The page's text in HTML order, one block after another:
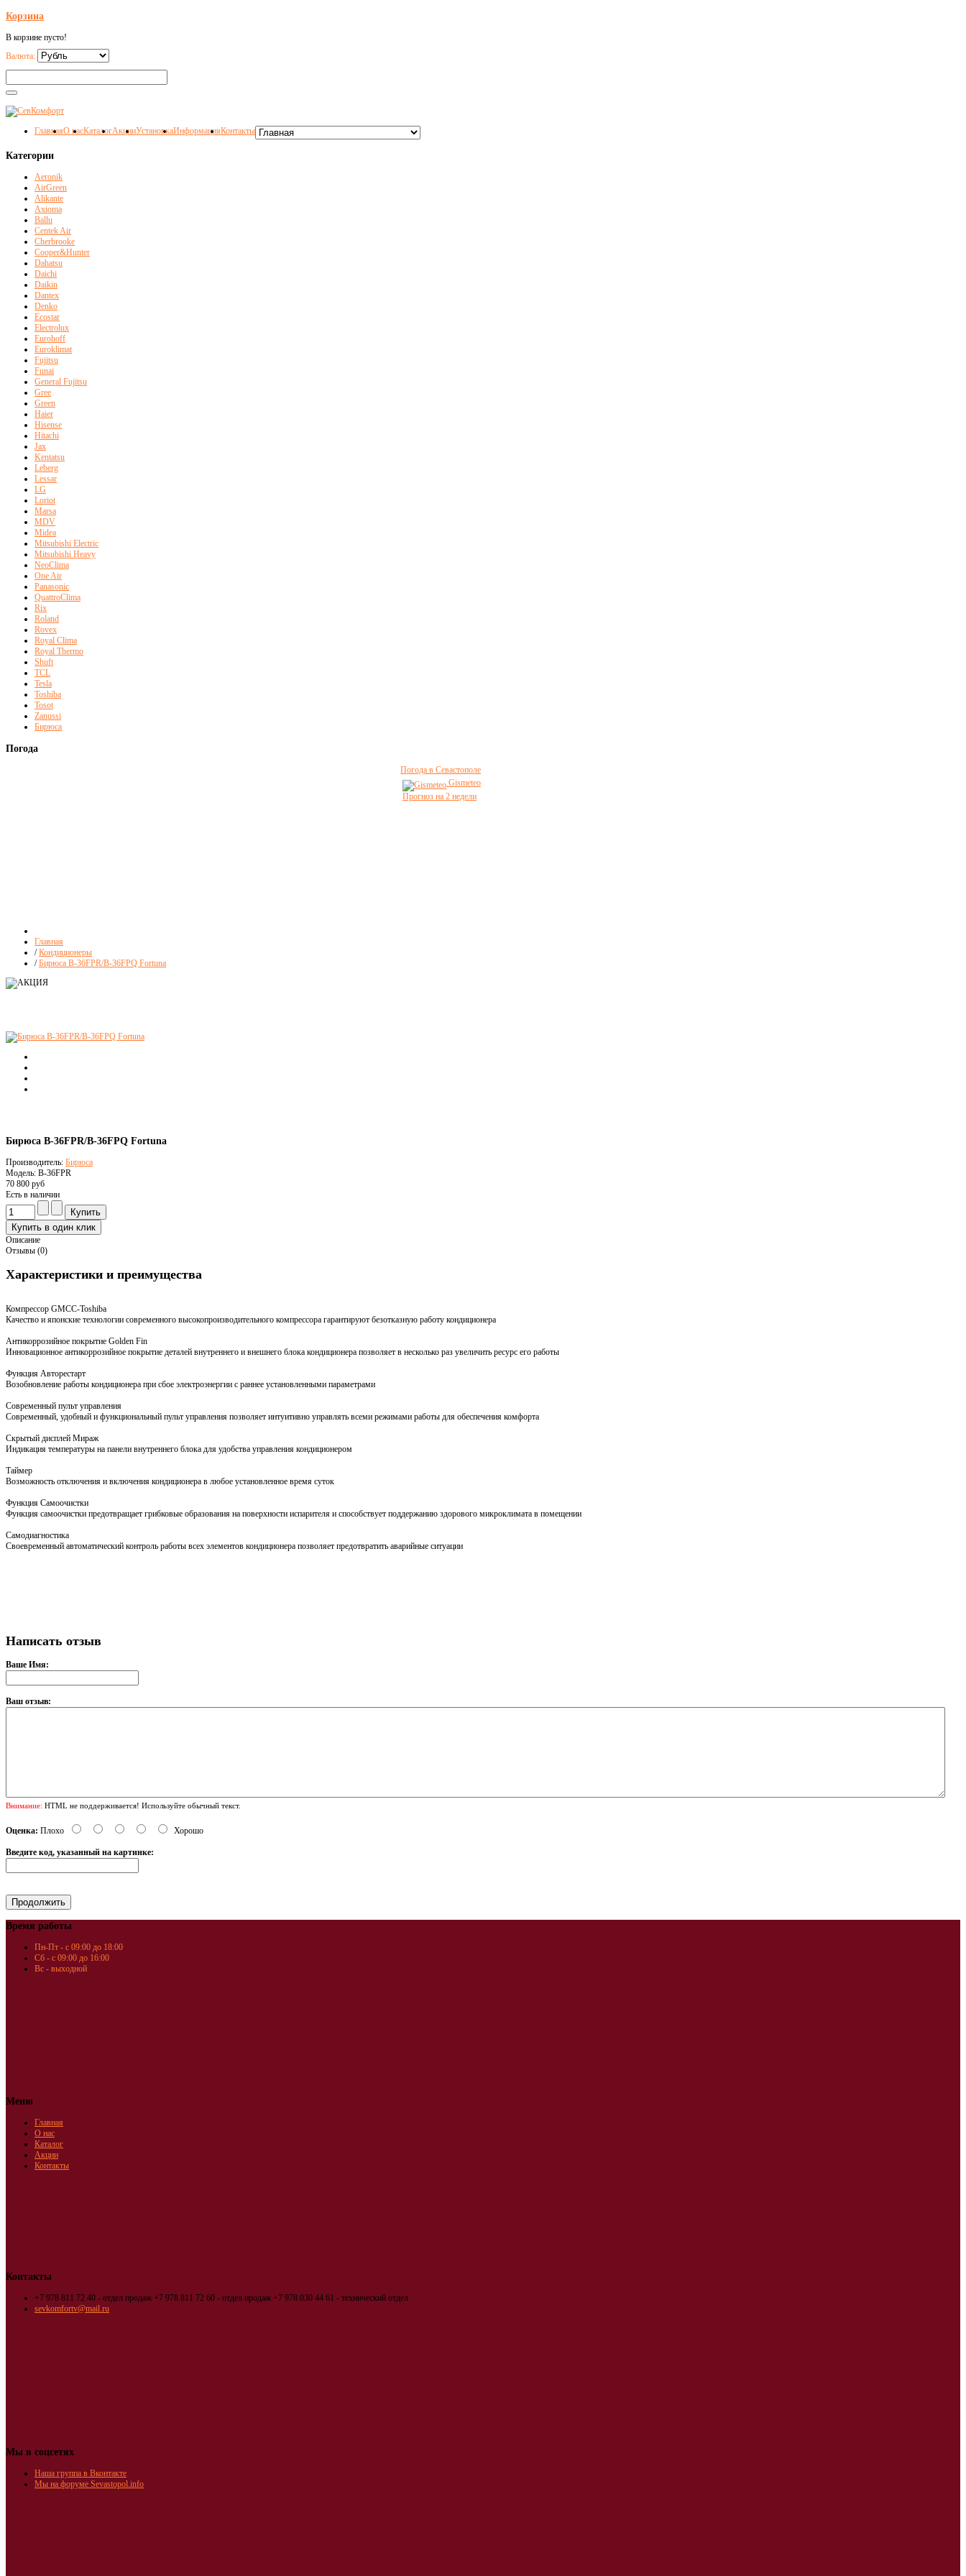
Корзина
В корзине пусто!
Валюта:
ГлавнаяО насКаталогАкцииУстановкаИнформацияКонтакты
Категории
Aeronik
AirGreen
Alikante
Axioma
Ballu
Centek Air
Cherbrooke
Cooper&Hunter
Dahatsu
Daichi
Daikin
Dantex
Denko
Ecostar
Electrolux
Eurohoff
Euroklimat
Fujitsu
Funai
General Fujitsu
Gree
Green
Haier
Hisense
Hitachi
Jax
Kentatsu
Leberg
Lessar
LG
Loriot
Marsa
MDV
Midea
Mitsubishi Electric
Mitsubishi Heavy
NeoClima
One Air
Panasonic
QuattroClima
Rix
Roland
Rovex
Royal Clima
Royal Thermo
Shuft
TCL
Tesla
Toshiba
Tosot
Zanussi
Бирюса
Погода
Погода в Севастополе
Gismeteo
Прогноз на 2 недели
Главная
/ Кондиционеры
/ Бирюса B-36FPR/B-36FPQ Fortuna
Бирюса B-36FPR/B-36FPQ Fortuna
Производитель: Бирюса
Модель: B-36FPR
70 800 руб
Есть в наличии
Описание
Отзывы (0)
Характеристики и преимущества
Компрессор GMCC-Toshiba
Качество и японские технологии современного высокопроизводительного компрессора гарантируют безотказную работу кондиционера
Антикоррозийное покрытие Golden Fin
Инновационное антикоррозийное покрытие деталей внутреннего и внешнего блока кондиционера позволяет в несколько раз увеличить ресурс его работы
Функция Авторестарт
Возобновление работы кондиционера при сбое электроэнергии с раннее установленными параметрами
Современный пульт управления
Современный, удобный и функциональный пульт управления позволяет интуитивно управлять всеми режимами работы для обеспечения комфорта
Скрытый дисплей Мираж
Индикация температуры на панели внутреннего блока для удобства управления кондиционером
Таймер
Возможность отключения и включения кондиционера в любое установленное время суток
Функция Самоочистки
Функция самоочистки предотвращает грибковые образования на поверхности испарителя и способствует поддержанию здорового микроклимата в помещении
Самодиагностика
Своевременный автоматический контроль работы всех элементов кондиционера позволяет предотвратить аварийные ситуации
Написать отзыв
Ваше Имя:
Ваш отзыв:
Внимание: HTML не поддерживается! Используйте обычный текст.
Оценка: Плохо Хорошо
Введите код, указанный на картинке:
Время работы
Пн-Пт - с 09:00 до 18:00
Сб - с 09:00 до 16:00
Вс - выходной
Меню
Главная
О нас
Каталог
Акции
Контакты
Контакты
+7 978 811 72 40 - отдел продаж +7 978 811 72 60 - отдел продаж +7 978 030 44 61 - технический отдел
sevkomfortv@mail.ru
Мы в соцсетях
Наша группа в Вконтакте
Мы на форуме Sevastopol.info